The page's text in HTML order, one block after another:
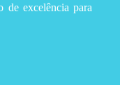
de excelência para